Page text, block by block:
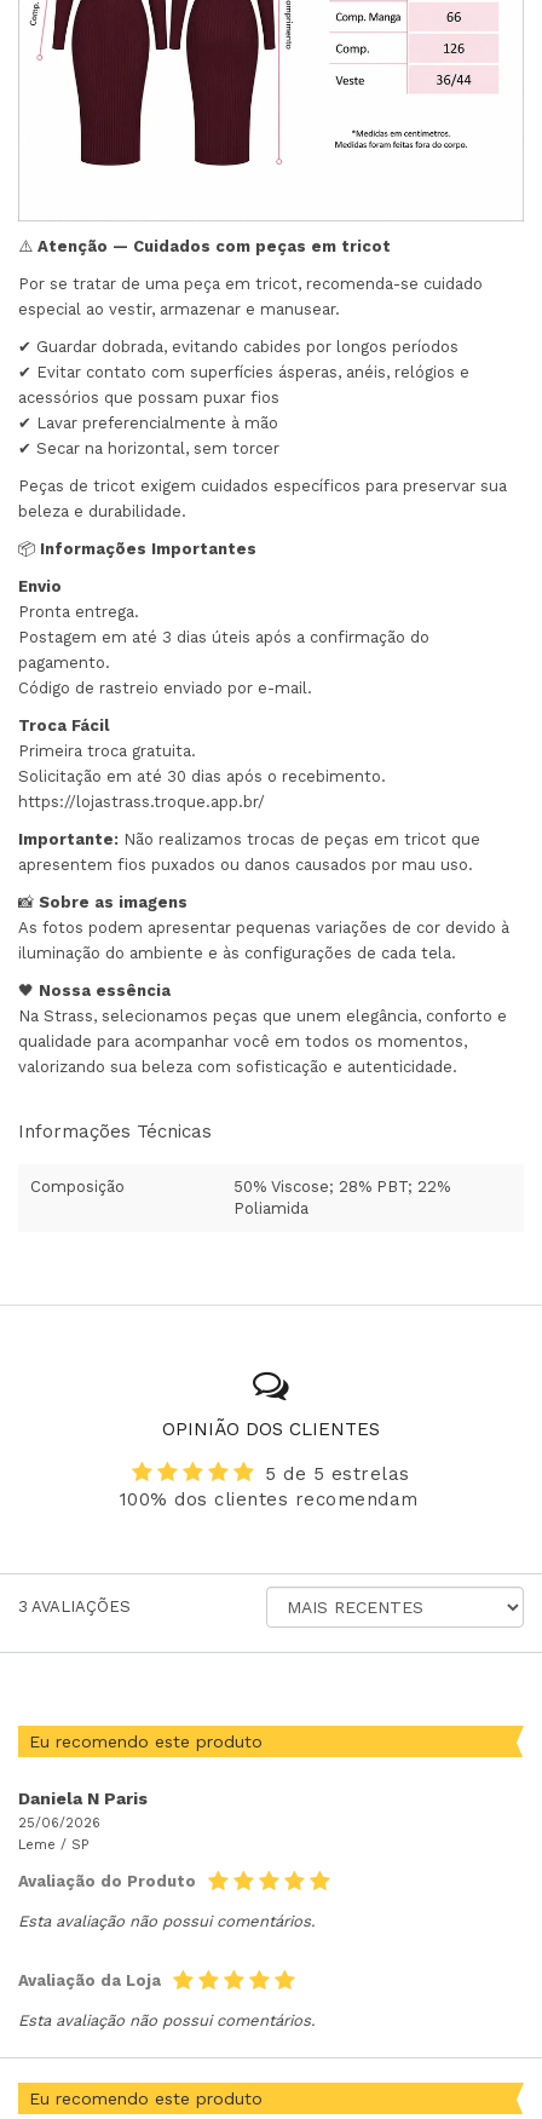
⚠️ Atenção — Cuidados com peças em tricot
Por se tratar de uma peça em tricot, recomenda-se cuidado
especial ao vestir, armazenar e manusear.
✔ Guardar dobrada, evitando cabides por longos períodos
✔ Evitar contato com superfícies ásperas, anéis, relógios e
acessórios que possam puxar fios
✔ Lavar preferencialmente à mão
✔ Secar na horizontal, sem torcer
Peças de tricot exigem cuidados específicos para preservar sua
beleza e durabilidade.
📦 Informações Importantes
Envio
Pronta entrega.
Postagem em até 3 dias úteis após a confirmação do
pagamento.
Código de rastreio enviado por e-mail.
Troca Fácil
Primeira troca gratuita.
Solicitação em até 30 dias após o recebimento.
https://lojastrass.troque.app.br/
Importante: Não realizamos trocas de peças em tricot que
apresentem fios puxados ou danos causados por mau uso.
📸 Sobre as imagens
As fotos podem apresentar pequenas variações de cor devido à
iluminação do ambiente e às configurações de cada tela.
🖤 Nossa essência
Na Strass, selecionamos peças que unem elegância, conforto e
qualidade para acompanhar você em todos os momentos,
valorizando sua beleza com sofisticação e autenticidade.
Informações Técnicas
Composição
50% Viscose; 28% PBT; 22%
Poliamida
OPINIÃO DOS CLIENTES
5 de 5 estrelas
100% dos clientes recomendam
3 AVALIAÇÕES
ORDENAR
AVALIAÇÕES
Eu recomendo este produto
Daniela N Paris
25/06/2026
Leme / SP
Avaliação do Produto
Esta avaliação não possui comentários.
Avaliação da Loja
Esta avaliação não possui comentários.
Eu recomendo este produto